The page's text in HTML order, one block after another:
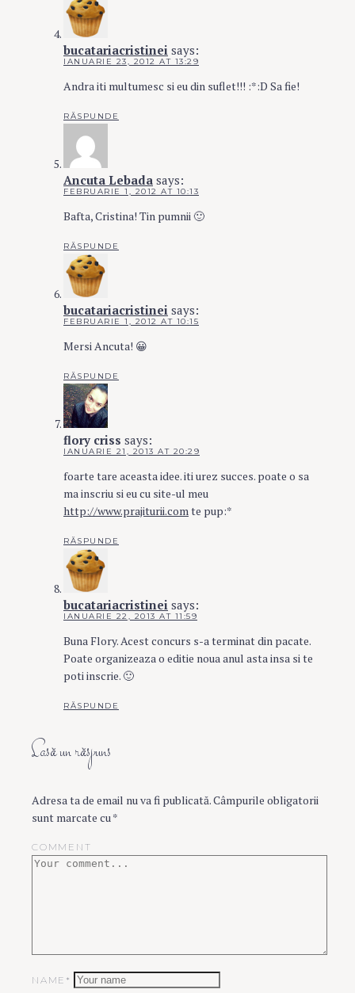
bucatariacristinei says:
IANUARIE 23, 2012 AT 13:29
Andra iti multumesc si eu din suflet!!! :*:D Sa fie!
RĂSPUNDE
Ancuta Lebada says:
FEBRUARIE 1, 2012 AT 10:13
Bafta, Cristina! Tin pumnii 🙂
RĂSPUNDE
bucatariacristinei says:
FEBRUARIE 1, 2012 AT 10:15
Mersi Ancuta! 😀
RĂSPUNDE
flory criss says:
IANUARIE 21, 2013 AT 20:29
foarte tare aceasta idee. iti urez succes. poate o sa
ma inscriu si eu cu site-ul meu
http://www.prajiturii.comte pup:*
RĂSPUNDE
bucatariacristinei says:
IANUARIE 22, 2013 AT 11:59
Buna Flory. Acest concurs s-a terminat din pacate.
Poate organizeaza o editie noua anul asta insa si te
poti inscrie. 🙂
RĂSPUNDE
Lasă un răspuns
Adresa ta de email nu va fi publicată.Câmpurile obligatorii
sunt marcate cu*
COMMENT
NAME*